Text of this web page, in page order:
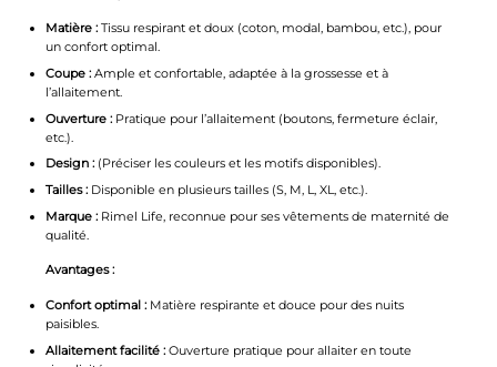
Matière :Tissu respirant et doux (coton, modal, bambou, etc.), pour
un confort optimal.
Coupe :Ample et confortable, adaptée à la grossesse et à
l’allaitement.
Ouverture :Pratique pour l’allaitement (boutons, fermeture éclair,
etc.).
Design :(Préciser les couleurs et les motifs disponibles).
Tailles :Disponible en plusieurs tailles (S, M, L, XL, etc.).
Marque :Rimel Life, reconnue pour ses vêtements de maternité de
qualité.
Avantages :
Confort optimal :Matière respirante et douce pour des nuits
paisibles.
Allaitement facilité :Ouverture pratique pour allaiter en toute